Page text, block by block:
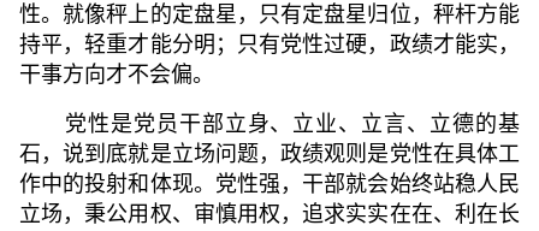
性。就像秤上的定盘星，只有定盘星归位，秤杆方能
持平，轻重才能分明；只有党性过硬，政绩才能实，
干事方向才不会偏。
党性是党员干部立身、立业、立言、立德的基
石，说到底就是立场问题，政绩观则是党性在具体工
作中的投射和体现。党性强，干部就会始终站稳人民
立场，秉公用权、审慎用权，追求实实在在、利在长